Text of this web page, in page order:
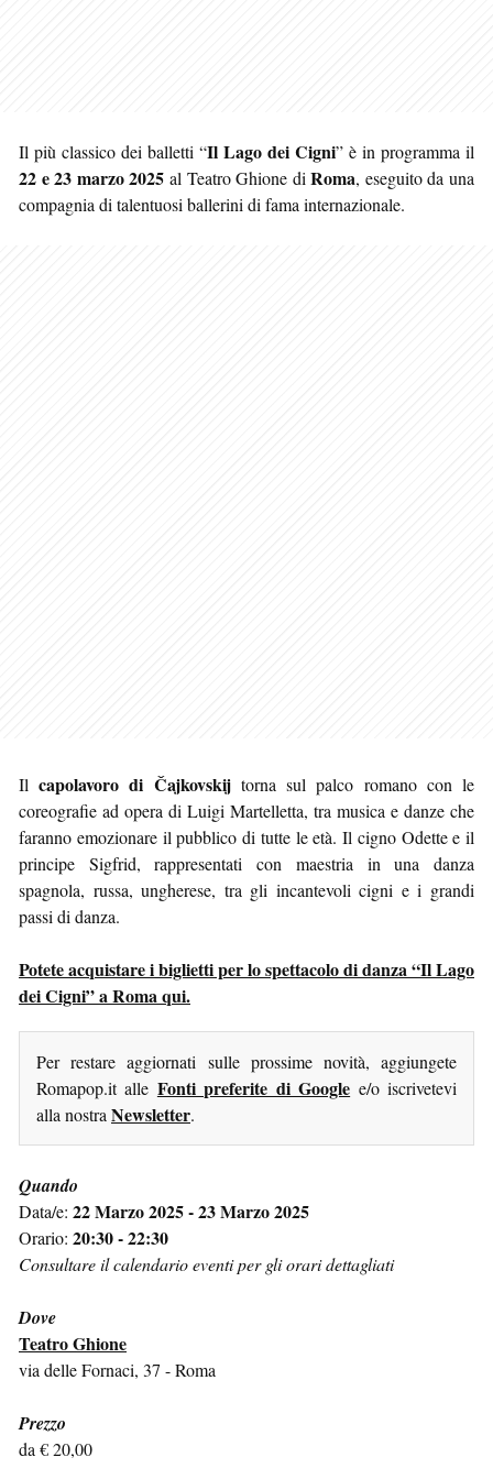
Il più classico dei balletti “Il Lago dei Cigni” è in programma il
22 e 23 marzo 2025 al Teatro Ghione diRoma, eseguito da una
compagnia di talentuosi ballerini di fama internazionale.
Ilcapolavoro di Čajkovskijtorna sul palco romano con le
coreografie ad opera di Luigi Martelletta, tra musica e danze che
faranno emozionare il pubblico di tutte le età. Il cigno Odette e il
principe Sigfrid, rappresentati con maestria in una danza
spagnola, russa, ungherese, tra gli incantevoli cigni e i grandi
passi di danza.
Potete acquistare i biglietti per lo spettacolo di danza “Il Lago
dei Cigni” a Roma qui.
Per restare aggiornati sulle prossime novità, aggiungete
Romapop.it alle Fonti preferite di Google e/o iscrivetevi
alla nostra Newsletter.
Quando
Data/e: 22 Marzo 2025 - 23 Marzo 2025
Orario: 20:30 - 22:30
Consultare il calendario eventi per gli orari dettagliati
Dove
Teatro Ghione
via delle Fornaci, 37 - Roma
Prezzo
da € 20,00